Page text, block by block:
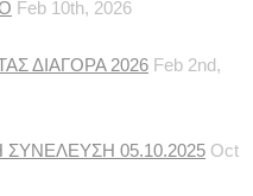
Feb 10th, 2026
ΔΙΑΓΟΡΑ 2026 Feb 2nd,
05.10.2025 Oct